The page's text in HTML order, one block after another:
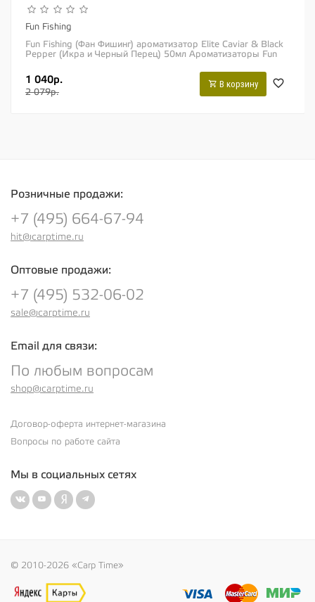
Fun Fishing
Fun Fishing (Фан Фишинг) ароматизатор Elite Caviar & Black
Pepper (Икра и Черный Перец) 50мл Ароматизаторы Fun
1 040р.
2 079р.
В корзину
Розничные продажи:
+7 (495) 664-67-94
hit@carptime.ru
Оптовые продажи:
+7 (495) 532-06-02
sale@carptime.ru
Email для связи:
По любым вопросам
shop@carptime.ru
Договор-оферта интернет-магазина
Вопросы по работе сайта
Мы в социальных сетях
© 2010-2026 «Carp Time»